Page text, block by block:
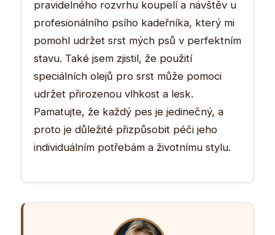
pravidelného rozvrhu koupelí a návštěv u
profesionálního psího kadeřníka, který mi
pomohl udržet srst mých psů v perfektním
stavu. Také jsem zjistil, že použití
speciálních olejů pro srst může pomoci
udržet přirozenou vlhkost a lesk.
Pamatujte, že každý pes je jedinečný, a
proto je důležité přizpůsobit péči jeho
individuálním potřebám a životnímu stylu.